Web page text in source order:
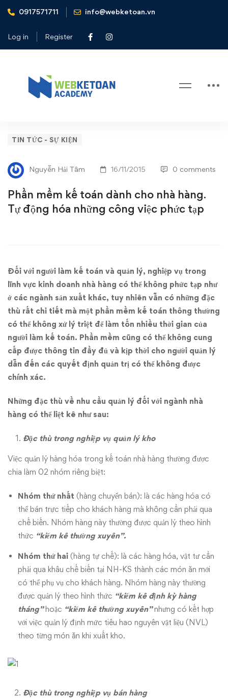
0917571711 info@webketoan.vn
Log in Register
Home
Tin tức - Sự kiện
công việc phức tạp
Phần
mềm
kế
toán
nhà
hàng.
Tự
động
hóa
những
công
việc
phức
tạp
TIN TỨC - SỰ KIỆN
Nguyễn Hải Tâm 16/11/2015 0 comments
Phần mềm kế toán dành cho nhà hàng.
Tự động hóa những công việc phức tạp
Đối với người làm kế toán và quản lý, nghiệp vụ trong
lĩnh vực kinh doanh nhà hàng có thể không phức tạp như
ở các ngành sản xuất khác, tuy nhiên vẫn có những đặc
thù rất chi tiết mà một phần mềm kế toán thông thường
có thể không xử lý triệt để làm tốn nhiều thời gian của
người làm kế toán. Phần mềm cũng có thể không cung
cấp được thông tin đầy đủ và kịp thời cho người quản lý
dẫn đến các quyết định quản trị có thể không được
chính xác.
Những đặc thù về nhu cầu quản lý đối với ngành nhà
hàng có thể liệt kê như sau:
Đặc thù trong nghiệp vụ quản lý kho
Việc quản lý hàng hóa trong kế toán nhà hàng thường được
chia làm 02 nhóm riêng biệt:
Nhóm thứ nhất (hàng chuyển bán): là các hàng hóa có
thể bán trực tiếp cho khách hàng mà không cần phải qua
chế biến. Nhóm hàng này thường được quản lý theo hình
thức “kiểm kê thường xuyên”.
Nhóm thứ hai (hàng tự chế): là các hàng hóa, vật tư cần
phải qua khâu chế biến tại NH-KS thành các món ăn mới
có thể phụ vụ cho khách hàng. Nhóm hàng này thường
được quản lý theo hình thức “kiểm kê định kỳ hàng
tháng”hoặc “kiểm kê thường xuyên”nhưng có kết hợp
với việc quản lý định mức tiêu hao nguyên vật liệu (NVL)
theo từng món ăn khi xuất kho.
Đặc thù trong nghiệp vụ bán hàng